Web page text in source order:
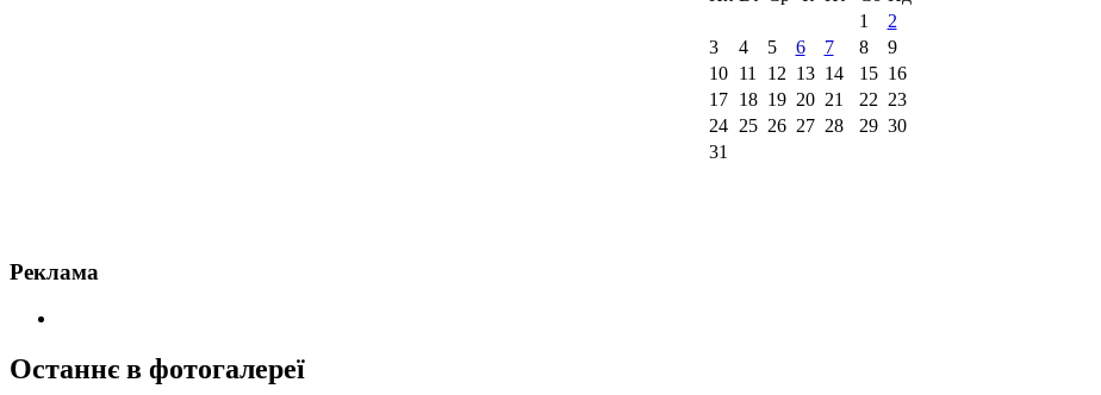
1
2
3
4 5 6 7 8
9
10
11 12 13 14 15 16
17
18 19 20 21 22 23
24
25 26 27 28 29 30
31
Реклама
Останнє в фотогалереї